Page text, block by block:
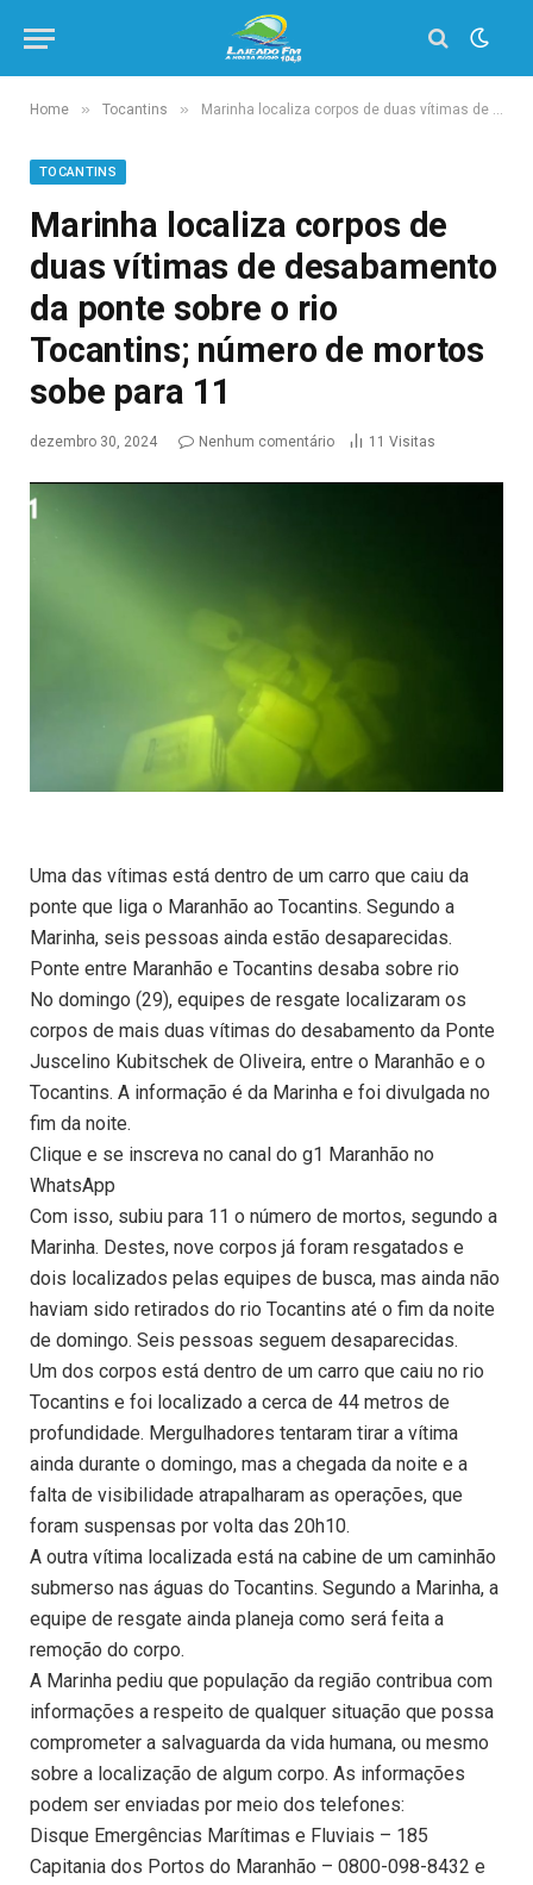
Home » Tocantins » Marinha localiza corpos de duas vítimas de desabamento da ponte sobre o rio Tocantins; número de mortos sobe para 11
TOCANTINS
Marinha localiza corpos de
duas vítimas de desabamento
da ponte sobre o rio
Tocantins; número de mortos
sobe para 11
dezembro 30, 2024 Nenhum comentário 11 Visitas
Uma das vítimas está dentro de um carro que caiu da
ponte que liga o Maranhão ao Tocantins. Segundo a
Marinha, seis pessoas ainda estão desaparecidas.
Ponte entre Maranhão e Tocantins desaba sobre rio
No domingo (29), equipes de resgate localizaram os
corpos de mais duas vítimas do desabamento da Ponte
Juscelino Kubitschek de Oliveira, entre o Maranhão e o
Tocantins. A informação é da Marinha e foi divulgada no
fim da noite.
Clique e se inscreva no canal do g1 Maranhão no
WhatsApp
Com isso, subiu para 11 o número de mortos, segundo a
Marinha. Destes, nove corpos já foram resgatados e
dois localizados pelas equipes de busca, mas ainda não
haviam sido retirados do rio Tocantins até o fim da noite
de domingo. Seis pessoas seguem desaparecidas.
Um dos corpos está dentro de um carro que caiu no rio
Tocantins e foi localizado a cerca de 44 metros de
profundidade. Mergulhadores tentaram tirar a vítima
ainda durante o domingo, mas a chegada da noite e a
falta de visibilidade atrapalharam as operações, que
foram suspensas por volta das 20h10.
A outra vítima localizada está na cabine de um caminhão
submerso nas águas do Tocantins. Segundo a Marinha, a
equipe de resgate ainda planeja como será feita a
remoção do corpo.
A Marinha pediu que população da região contribua com
informações a respeito de qualquer situação que possa
comprometer a salvaguarda da vida humana, ou mesmo
sobre a localização de algum corpo. As informações
podem ser enviadas por meio dos telefones:
Disque Emergências Marítimas e Fluviais – 185
Capitania dos Portos do Maranhão – 0800-098-8432 e